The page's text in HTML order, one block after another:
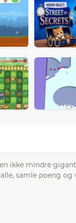
ikke mindre
samle poeng